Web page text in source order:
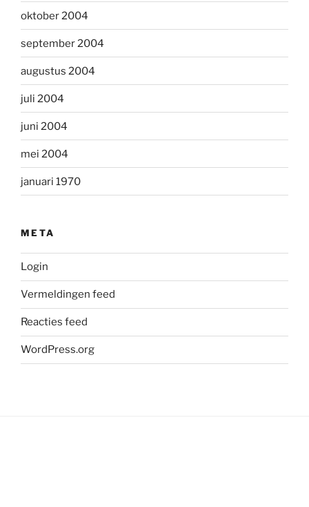
oktober 2004
september 2004
augustus 2004
juli 2004
juni 2004
mei 2004
januari 1970
META
Login
Vermeldingen feed
Reacties feed
WordPress.org